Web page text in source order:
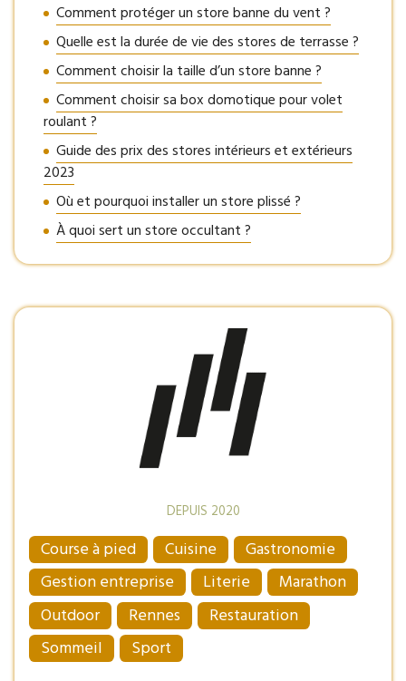
Comment protéger un store banne du vent ?
Quelle est la durée de vie des stores de terrasse ?
Comment choisir la taille d’un store banne ?
Comment choisir sa box domotique pour volet
roulant ?
Guide des prix des stores intérieurs et extérieurs
2023
Où et pourquoi installer un store plissé ?
À quoi sert un store occultant ?
DEPUIS 2020
Course à pied Cuisine
Gastronomie
Gestion entreprise
Literie
Marathon
Outdoor
Rennes
Restauration
Sommeil
Sport